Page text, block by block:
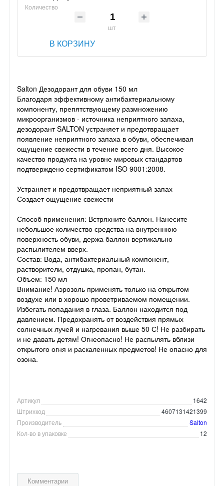
Количество
шт
В КОРЗИНУ
Salton Дезодорант для обуви 150 мл
Благодаря эффективному антибактериальному
компоненту, препятствующему размножению
микроорганизмов - источника неприятного запаха,
дезодорант SALTON устраняет и предотвращает
появление неприятного запаха в обуви, обеспечивая
ощущение свежести в течение всего дня. Высокое
качество продукта на уровне мировых стандартов
подтверждено сертификатом ISO 9001:2008.
Устраняет и предотвращает неприятный запах
Создает ощущение свежести
Способ применения: Встряхните баллон. Нанесите
небольшое количество средства на внутреннюю
поверхность обуви, держа баллон вертикально
распылителем вверх.
Состав: Вода, антибактериальный компонент,
растворители, отдушка, пропан, бутан.
Объем: 150 мл
Внимание! Аэрозоль применять только на открытом
воздухе или в хорошо проветриваемом помещении.
Избегать попадания в глаза. Баллон находится под
давлением. Предохранять от воздействия прямых
солнечных лучей и нагревания выше 50 С! Не разбирать
и не давать детям! Огнеопасно! Не распылять вблизи
открытого огня и раскаленных предметов! Не опасно для
озона.
Артикул
1642
Штрихкод
4607131421399
Производитель
Salton
Кол-во в упаковке
12
Комментарии